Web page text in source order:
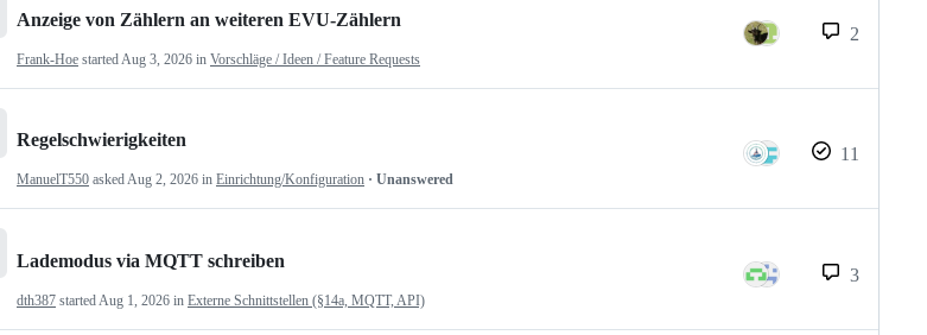
Anzeige von Zählern an weiteren EVU-Zählern
Frank-Hoe startedAug 3, 2026 in Vorschläge / Ideen / Feature Requests
2
Regelschwierigkeiten
ManuelT550 askedAug 2, 2026 in Einrichtung/Konfiguration · Unanswered
11
Lademodus via MQTT schreiben
dth387 startedAug 1, 2026 in Externe Schnittstellen (§14a, MQTT, API)
3